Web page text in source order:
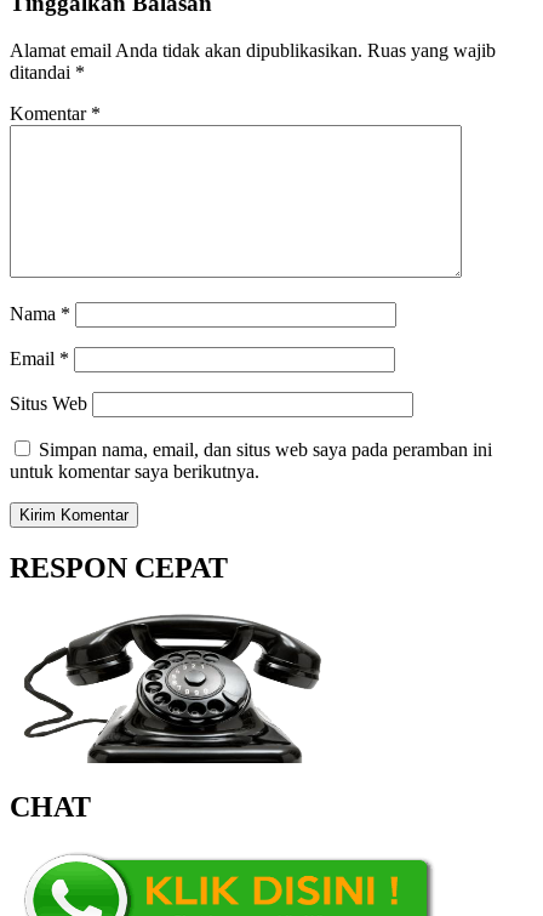
Alamat email Anda tidak akan dipublikasikan. Ruas yang wajib
ditandai *
Komentar *
Nama *
Email *
Situs Web
Simpan nama, email, dan situs web saya pada peramban ini
untuk komentar saya berikutnya.
RESPON CEPAT
CHAT